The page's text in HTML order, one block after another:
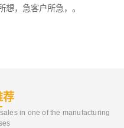
，急客户所急，。
荐
in one of the manufacturing